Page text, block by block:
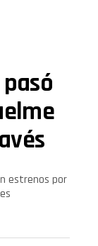
estrenos por